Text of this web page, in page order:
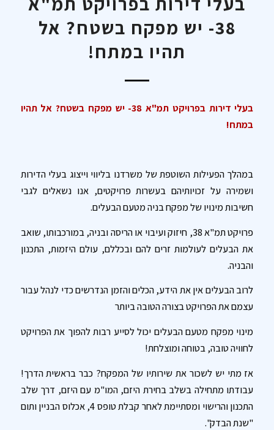
38- יש מפקח בשטח? אל
תהיו במתח!
בעלי דירות בפרויקט תמ"א 38- יש מפקח בשטח? אל תהיו
במתח!
במהלך הפעילות השוטפת של משרדנו בליווי וייצוג בעלי הדירות
ושמירה על זכויותיהם בעשרות פרויקטים, אנו נשאלים לגבי
חשיבות מינויו של מפקח בניה מטעם הבעלים.
פרויקט תמ"א 38, חיזוק ועיבוי או הריסה ובניה, במורכבותו, שואב
את הבעלים לעולמות זרים להם ובכללם, עולם היזמות, התכנון
והבניה.
לרוב הבעלים אין את הידע, הכלים והזמן הנדרשים כדי לנהל עבור
עצמם את הפרויקט בצורה הטובה ביותר
מינוי מפקח מטעם הבעלים יכול לסייע רבות להפוך את הפרויקט
לחוויה טובה, בטוחה ומוצלחת!
אז מתי יש לשכור את שירותיו של המפקח? כבר בראשית הדרך!
עבודתו מתחילה בשלב בחירת היזם, המו"מ עם היזם, דרך שלב
התכנון והרישוי ומסתיימת לאחר קבלת טופס 4, אכלוס הבניין ותום
"שנת הבדק".